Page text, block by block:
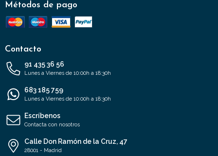
Métodos de pago
Contacto
91 435 36 56
Lunes a Viernes de 10:00h a 18:30h
683 185 759
Lunes a Viernes de 10:00h a 18:30h
Escríbenos
Contacta con nosotros
Calle Don Ramón de la Cruz, 47
28001 - Madrid